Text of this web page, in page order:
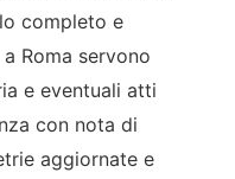
completo e
Roma servono
e eventuali atti
con nota di
aggiornate e